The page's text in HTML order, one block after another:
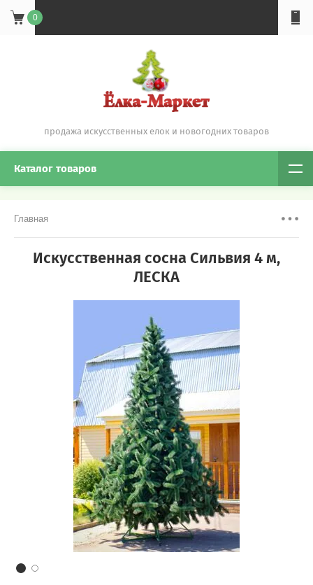
0
продажа искусственных елок и новогодних товаров
Каталог товаров
Главная
Искусственная сосна Сильвия 4 м,
ЛЕСКА